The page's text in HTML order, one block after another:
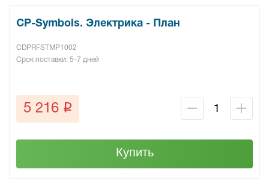
CP-Symbols. Электрика - План
CDPRFSTMP1002
Срок поставки: 5-7 дней
5 216 q
Купить